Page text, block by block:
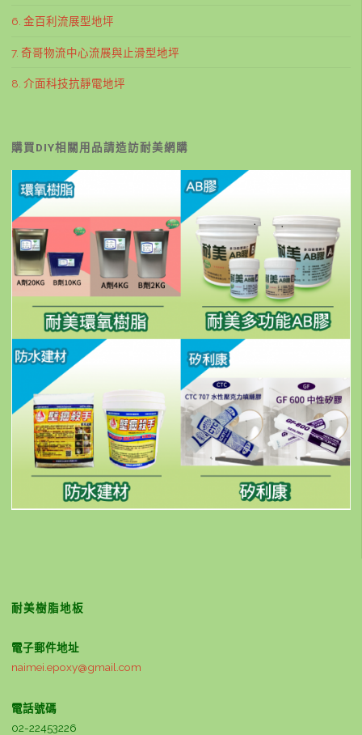
6. 金百利流展型地坪
7. 奇哥物流中心流展與止滑型地坪
8. 介面科技抗靜電地坪
購買DIY相關用品請造訪耐美網購
耐美樹脂地板
電子郵件地址
naimei.epoxy@gmail.com
電話號碼
02-22453226